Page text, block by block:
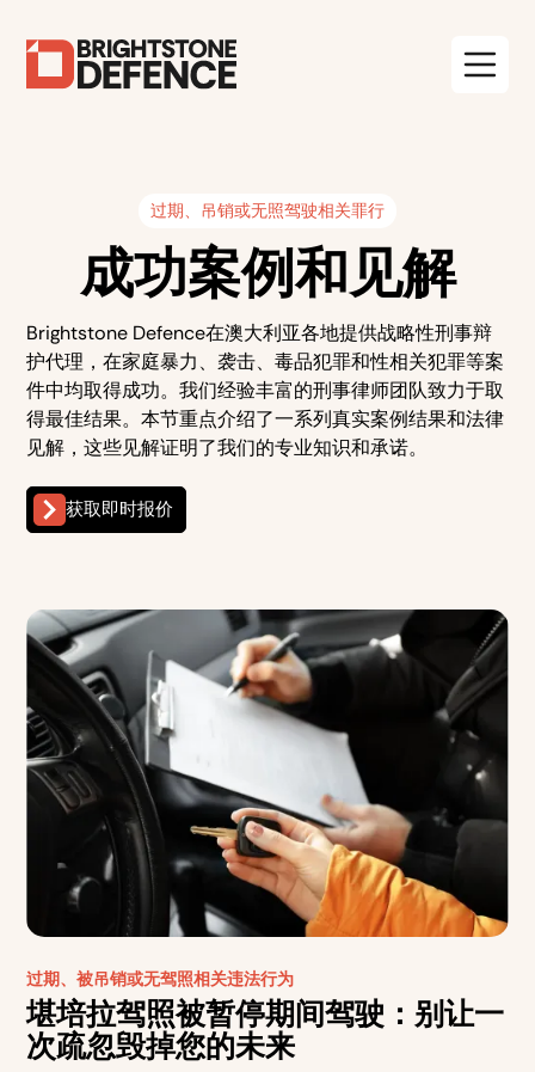
过期、吊销或无照驾驶相关罪行
成功案例和见解
Brightstone Defence在澳大利亚各地提供战略性刑事辩
护代理，在家庭暴力、袭击、毒品犯罪和性相关犯罪等案
件中均取得成功。我们经验丰富的刑事律师团队致力于取
得最佳结果。本节重点介绍了一系列真实案例结果和法律
见解，这些见解证明了我们的专业知识和承诺。
获取即时报价
过期、被吊销或无驾照相关违法行为
堪培拉驾照被暂停期间驾驶：别让一
次疏忽毁掉您的未来